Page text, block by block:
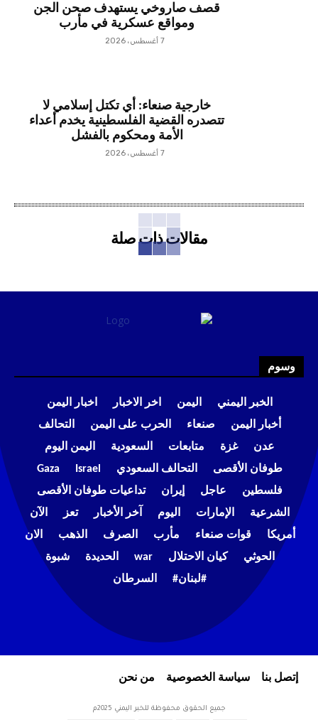
قصف صاروخي يستهدف صحن الجن
ومواقع عسكرية في مأرب
7 أغسطس، 2026
خارجية صنعاء: أي تكتل إسلامي لا
تتصدره القضية الفلسطينية يخدم أعداء
الأمة ومحكوم بالفشل
7 أغسطس، 2026
مقالات ذات صلة
وسوم
الخبر اليمني اليمن اخر الاخبار
اخبار اليمن
أخبار اليمن
صنعاء الحرب على اليمن
التحالف
عدن
غزة متابعات السعودية
اليمن اليوم
طوفان الأقصى
التحالف السعودي Israel
Gaza
فلسطين
عاجل إيران
تداعيات طوفان الأقصى
الشرعية
الإمارات اليوم آخر الأخبار تعز
الآن
أمريكا
قوات صنعاء مأرب الصرف الذهب
الان
الحوثي
كيان الاحتلال war الحديدة
شبوة
#لبنان#
السرطان
إتصل بنا سياسة الخصوصية من نحن
جميع الحقوق محفوظة للخبر اليمني 2025م